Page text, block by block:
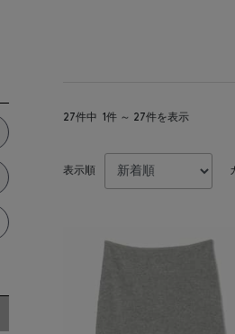
27件中 1件 ～ 27件を表示
表示順